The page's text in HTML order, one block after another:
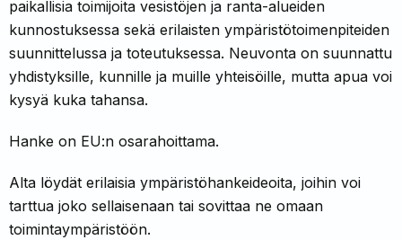
paikallisia toimijoita vesistöjen ja ranta-alueiden
kunnostuksessa sekä erilaisten ympäristötoimenpiteiden
suunnittelussa ja toteutuksessa. Neuvonta on suunnattu
yhdistyksille, kunnille ja muille yhteisöille, mutta apua voi
kysyä kuka tahansa.
Hanke on EU:n osarahoittama.
Alta löydät erilaisia ympäristöhankeideoita, joihin voi
tarttua joko sellaise­naan tai sovittaa ne omaan
toimintaympäris­töön.